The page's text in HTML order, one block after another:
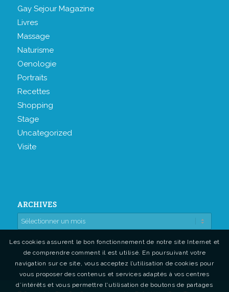
Gay Sejour Magazine
Livres
Massage
Naturisme
Oenologie
Portraits
Recettes
Shopping
Stage
Uncategorized
Visite
ARCHIVES
Les cookies assurent le bon fonctionnement de notre site Internet et
de comprendre comment il est utilisé. En poursuivant votre
navigation sur ce site, vous acceptez l’utilisation de cookies pour
vous proposer des contenus et services adaptés à vos centres
d’intérêts et vous permettre l'utilisation de boutons de partages